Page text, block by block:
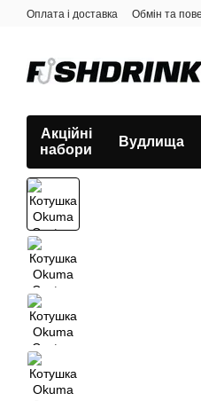
Перейти к основному контенту
Оплата і доставка Обмін та
Акційні
набори
Вудлища